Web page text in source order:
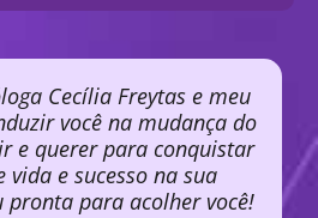
Cecília Freytas e meu
você na mudança do
e querer para conquistar
vida e sucesso na sua
pronta para acolher você!